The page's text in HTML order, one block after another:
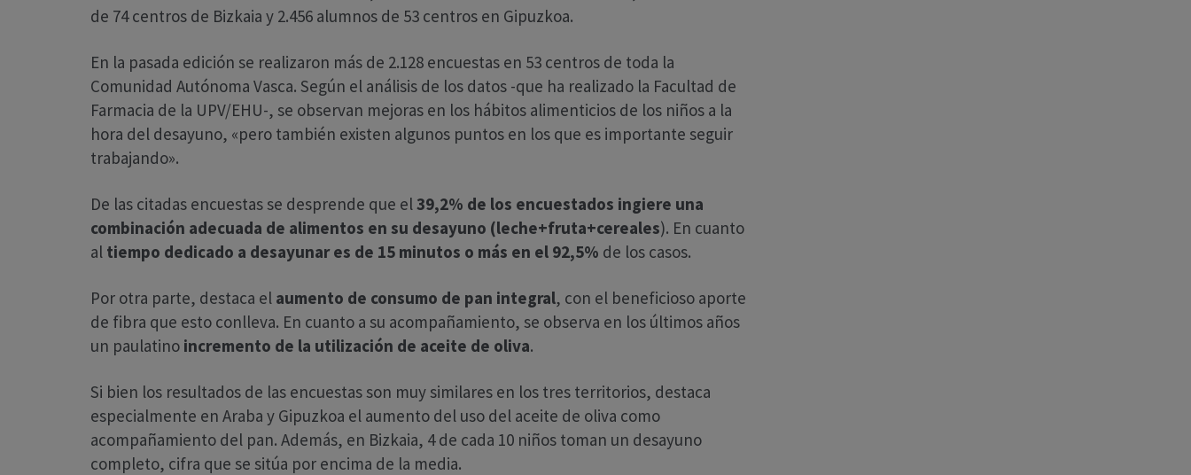
de 74 centros de Bizkaia y 2.456 alumnos de 53 centros en Gipuzkoa.
En la pasada edición se realizaron más de 2.128 encuestas en 53 centros de toda la
Comunidad Autónoma Vasca. Según el análisis de los datos -que ha realizado la Facultad de
Farmacia de la UPV/EHU-, se observan mejoras en los hábitos alimenticios de los niños a la
hora del desayuno, «pero también existen algunos puntos en los que es importante seguir
trabajando».
De las citadas encuestas se desprende que el39,2% de los encuestados ingiere una
combinación adecuada de alimentos en su desayuno (leche+fruta+cereales). En cuanto
al tiempo dedicado a desayunar es de 15 minutos o más en el 92,5% de los casos.
Por otra parte, destaca el aumento de consumo de pan integral, con el beneficioso aporte
de fibra que esto conlleva. En cuanto a su acompañamiento, se observa en los últimos años
un paulatino incremento de la utilización de aceite de oliva.
Si bien los resultados de las encuestas son muy similares en los tres territorios, destaca
especialmente en Araba y Gipuzkoa el aumento del uso del aceite de oliva como
acompañamiento del pan. Además, en Bizkaia, 4 de cada 10 niños toman un desayuno
completo, cifra que se sitúa por encima de la media.